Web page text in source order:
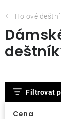
Stoly
Holové
Filtrovat
Cena
V
ý